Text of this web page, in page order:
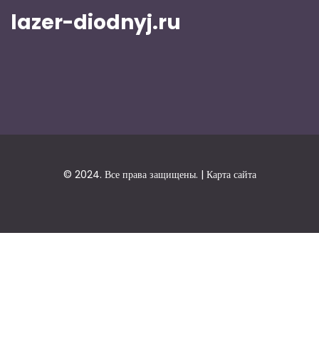
lazer-diodnyj.ru
© 2024. Все права защищены. | Карта сайта